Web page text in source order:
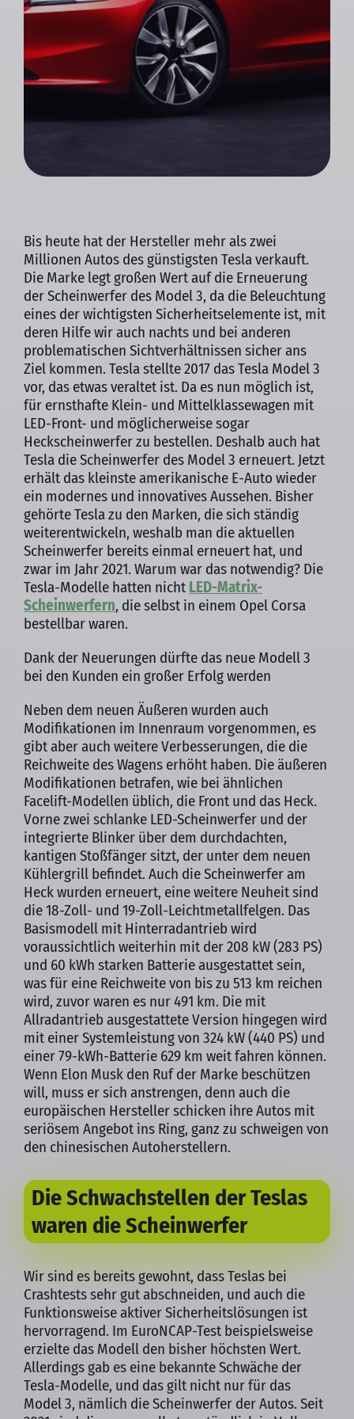
Bis heute hat der Hersteller mehr als zwei
Millionen Autos des günstigsten Tesla verkauft.
Die Marke legt großen Wert auf die Erneuerung
der Scheinwerfer des Model 3, da die Beleuchtung
eines der wichtigsten Sicherheitselemente ist, mit
deren Hilfe wir auch nachts und bei anderen
problematischen Sichtverhältnissen sicher ans
Ziel kommen. Tesla stellte 2017 das Tesla Model 3
vor, das etwas veraltet ist. Da es nun möglich ist,
für ernsthafte Klein- und Mittelklassewagen mit
LED-Front- und möglicherweise sogar
Heckscheinwerfer zu bestellen. Deshalb auch hat
Tesla die Scheinwerfer des Model 3 erneuert. Jetzt
erhält das kleinste amerikanische E-Auto wieder
ein modernes und innovatives Aussehen. Bisher
gehörte Tesla zu den Marken, die sich ständig
weiterentwickeln, weshalb man die aktuellen
Scheinwerfer bereits einmal erneuert hat, und
zwar im Jahr 2021. Warum war das notwendig? Die
Tesla-Modelle hatten nicht LED-Matrix-
Scheinwerfern, die selbst in einem Opel Corsa
bestellbar waren.
Dank der Neuerungen dürfte das neue Modell 3
bei den Kunden ein großer Erfolg werden
Neben dem neuen Äußeren wurden auch
Modifikationen im Innenraum vorgenommen, es
gibt aber auch weitere Verbesserungen, die die
Reichweite des Wagens erhöht haben. Die äußeren
Modifikationen betrafen, wie bei ähnlichen
Facelift-Modellen üblich, die Front und das Heck.
Vorne zwei schlanke LED-Scheinwerfer und der
integrierte Blinker über dem durchdachten,
kantigen Stoßfänger sitzt, der unter dem neuen
Kühlergrill befindet. Auch die Scheinwerfer am
Heck wurden erneuert, eine weitere Neuheit sind
die 18-Zoll- und 19-Zoll-Leichtmetallfelgen. Das
Basismodell mit Hinterradantrieb wird
voraussichtlich weiterhin mit der 208 kW (283 PS)
und 60 kWh starken Batterie ausgestattet sein,
was für eine Reichweite von bis zu 513 km reichen
wird, zuvor waren es nur 491 km. Die mit
Allradantrieb ausgestattete Version hingegen wird
mit einer Systemleistung von 324 kW (440 PS) und
einer 79-kWh-Batterie 629 km weit fahren können.
Wenn Elon Musk den Ruf der Marke beschützen
will, muss er sich anstrengen, denn auch die
europäischen Hersteller schicken ihre Autos mit
seriösem Angebot ins Ring, ganz zu schweigen von
den chinesischen Autoherstellern.
Die Schwachstellen der Teslas
waren die Scheinwerfer
Wir sind es bereits gewohnt, dass Teslas bei
Crashtests sehr gut abschneiden, und auch die
Funktionsweise aktiver Sicherheitslösungen ist
hervorragend. Im EuroNCAP-Test beispielsweise
erzielte das Modell den bisher höchsten Wert.
Allerdings gab es eine bekannte Schwäche der
Tesla-Modelle, und das gilt nicht nur für das
Model 3, nämlich die Scheinwerfer der Autos. Seit